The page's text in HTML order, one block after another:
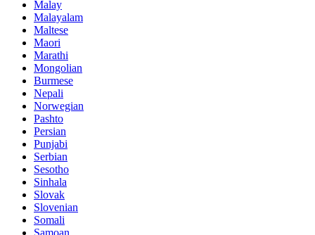
Malay
Malayalam
Maltese
Maori
Marathi
Mongolian
Burmese
Nepali
Norwegian
Pashto
Persian
Punjabi
Serbian
Sesotho
Sinhala
Slovak
Slovenian
Somali